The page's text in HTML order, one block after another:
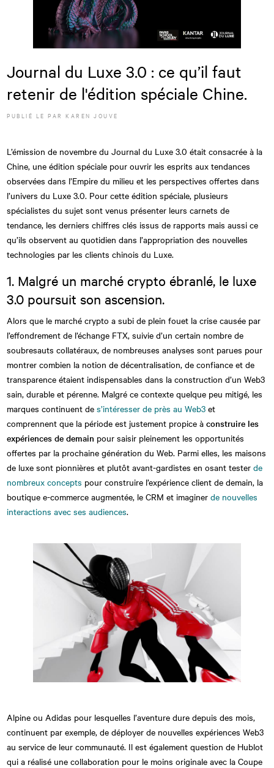
Journal du Luxe 3.0 : ce qu’il faut
retenir de l'édition spéciale Chine.
PUBLIÉ LEPARKAREN JOUVE
L’émission de novembre du Journal du Luxe 3.0 était consacrée à la
Chine, une édition spéciale pour ouvrir les esprits aux tendances
observées dans l’Empire du milieu et les perspectives offertes dans
l’univers du Luxe 3.0. Pour cette édition spéciale, plusieurs
spécialistes du sujet sont venus présenter leurs carnets de
tendance, les derniers chiffres clés issus de rapports mais aussi ce
qu’ils observent au quotidien dans l’appropriation des nouvelles
technologies par les clients chinois du Luxe.
1. Malgré un marché crypto ébranlé, le luxe
3.0 poursuit son ascension.
Alors que le marché crypto a subi de plein fouet la crise causée par
l’effondrement de l’échange FTX, suivie d’un certain nombre de
soubresauts collatéraux, de nombreuses analyses sont parues pour
montrer combien la notion de décentralisation, de confiance et de
transparence étaient indispensables dans la construction d’un Web3
sain, durable et pérenne. Malgré ce contexte quelque peu mitigé, les
marques continuent des’intéresser de près au Web3 et
comprennent que la période est justement propice àconstruire les
expériences de demain pour saisir pleinement les opportunités
offertes par la prochaine génération du Web. Parmi elles, les maisons
de luxe sont pionnières et plutôt avant-gardistes en osant testerde
nombreux concepts pour construire l’expérience client de demain, la
boutique e-commerce augmentée, le CRM et imaginerde nouvelles
interactions avec ses audiences.
Alpine ou Adidas pour lesquelles l’aventure dure depuis des mois,
continuent par exemple, de déployer de nouvelles expériences Web3
au service de leur communauté. Il est également question de Hublot
qui a réalisé une collaboration pour le moins originale avec la Coupe